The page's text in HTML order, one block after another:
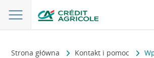
Strona główna Kontakt i pomoc